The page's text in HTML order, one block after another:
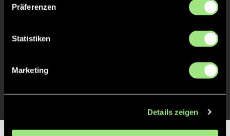
Präferenzen
Statistiken
Marketing
Details zeigen
1' TOR 1:0, FELDTOR